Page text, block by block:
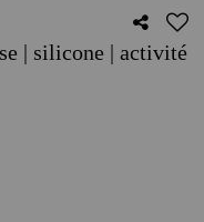
| silicone | activité